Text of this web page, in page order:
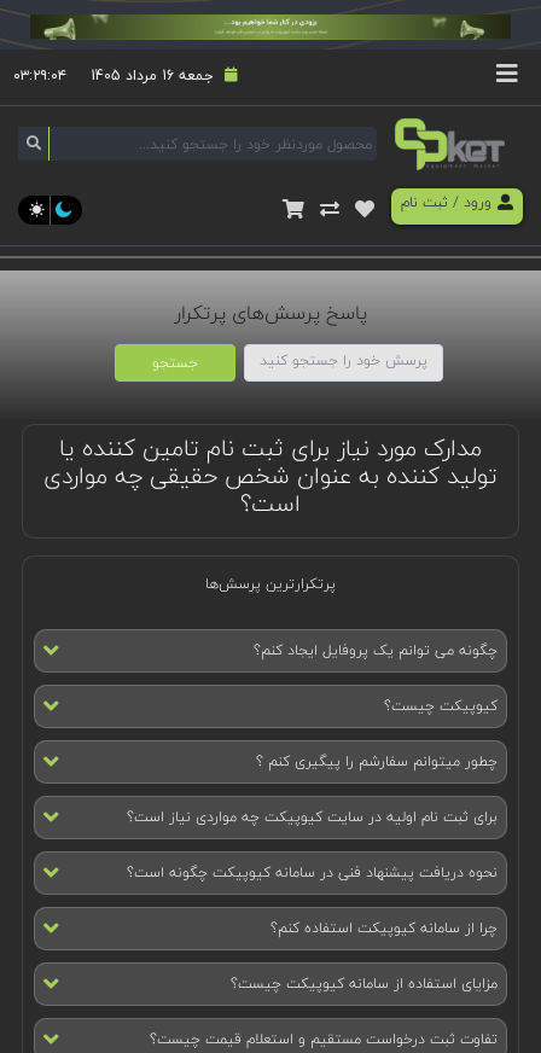
جمعه 16 مرداد 1405 ۰۳:۲۹:۰۴
ورود/ ثبت نام
پاسخ پرسش‌های پرتکرار
جستجو
مدارک مورد نیاز برای ثبت نام تامین کننده یا
تولید کننده به عنوان شخص حقیقی چه مواردی
است؟
پرتکرارترین پرسش‌ها
چگونه می توانم یک پروفایل ایجاد کنم؟
کیوپیکت چیست؟
چطور میتوانم سفارشم را پیگیری کنم ؟
برای ثبت نام اولیه در سایت کیوپیکت چه مواردی نیاز است؟
نحوه دریافت پیشنهاد فنی در سامانه کیوپیکت چگونه است؟
چرا از سامانه کیوپیکت استفاده کنم؟
مزایای استفاده از سامانه کیوپیکت چیست؟
تفاوت ثبت درخواست مستقیم و استعلام قیمت چیست؟